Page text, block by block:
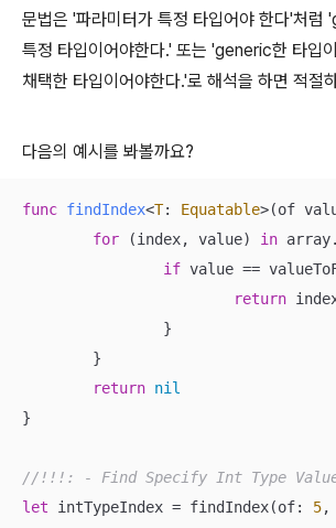
문법은 '파라미터가 특정 타입어야 한다'처럼
특정 타입이어야한다.' 또는 'generic한 타입
채택한 타입이어야한다.'로 해석을 하면 적절
다음의 예시를 봐볼까요?
func findIndex<T: Equatable>(of
for (index, value) in
if value ==
return
return nil
}
//!!!: - Find Specify Int Type
let intTypeIndex = findIndex(of: 5,